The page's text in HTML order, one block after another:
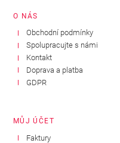
O NÁS
Obchodní podmínky
Spolupracujte s námi
Kontakt
Doprava a platba
GDPR
MŮJ ÚČET
Faktury